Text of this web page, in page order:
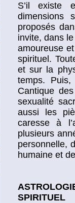
S’il existe
dimensions
proposés
invite, dans
amoureuse
spirituel.
et sur la
temps.
Cantique
sexualité
aussi les
caresse à
plusieurs
personnelle,
humaine et
SPIRITUEL